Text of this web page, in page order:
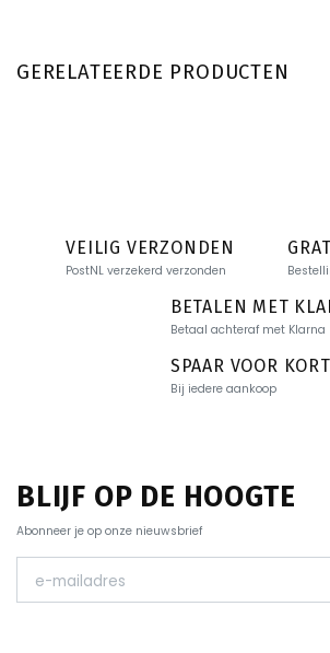
GERELATEERDE PRODUCTEN
VEILIG VERZONDEN
PostNL verzekerd verzonden
BETALEN MET
Betaal achteraf met Klarna
SPAAR VOOR
Bij iedere aankoop
BLIJF OP DE HOOGTE
Abonneer je op onze nieuwsbrief